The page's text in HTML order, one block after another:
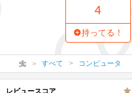
4
持ってる！
すべて コンピュータ
レビュースコア